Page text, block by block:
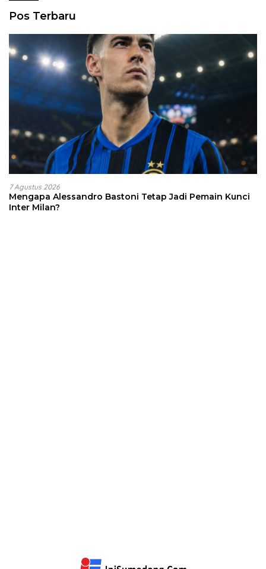
Pos Terbaru
7 Agustus 2026
Mengapa Alessandro Bastoni Tetap Jadi Pemain Kunci
Inter Milan?